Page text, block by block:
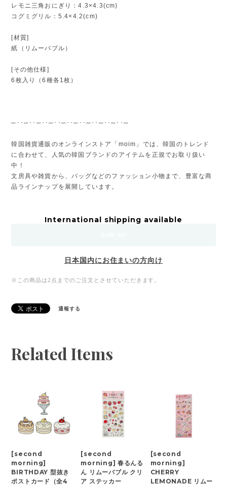
レモニ三角おにぎり：4.3×4.3(cm)
コグミグリル：5.4×4.2(cm)
[材質]
紙（リムーバブル）
[その他仕様]
6枚入り（6種各1枚）
─･･─･･─･･─･･─･･─･･─･･─･･─･･─
韓国雑貨通販のオンラインストア「moim」では、韓国のトレンド
に合わせて、人気の韓国ブランドのアイテムを正規でお取り扱い
中！
文房具や雑貨から、バッグなどのファッション小物まで、豊富な商
品ラインナップを展開しています。
International shipping available
日本国内にお住まいの方向け
※この商品は2点までのご注文とさせていただきます。
通報する
Related Items
[second
morning]
BIRTHDAY 型抜き
ポストカード（全4
[second
morning] 春るんる
ん リムーバブル クリ
ア ステッカー
[second
morning]
CHERRY
LEMONADE リムー